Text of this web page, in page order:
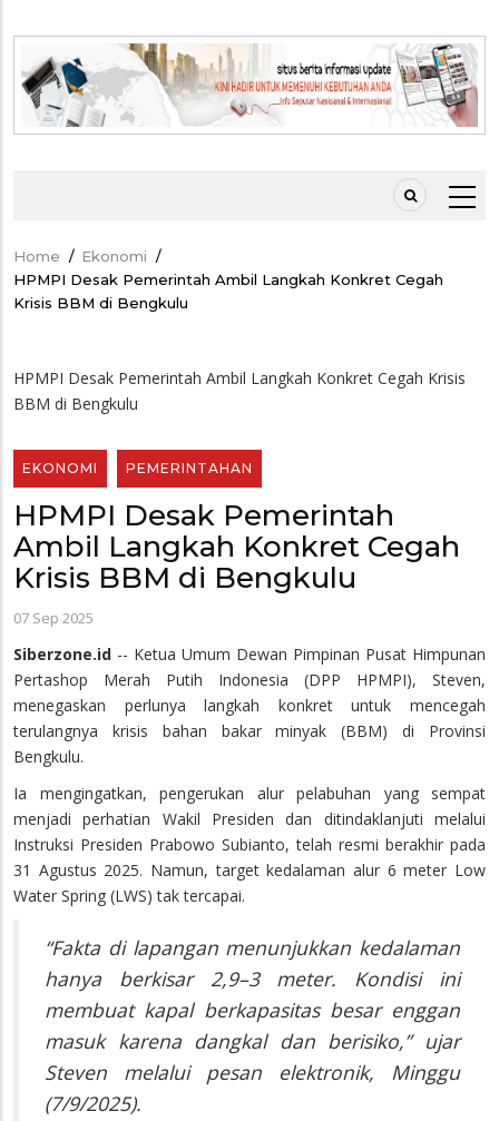
Breadcrumb
Home / Ekonomi /
HPMPI Desak Pemerintah Ambil Langkah Konkret Cegah
Krisis BBM di Bengkulu
HPMPI Desak Pemerintah Ambil Langkah Konkret Cegah Krisis
BBM di Bengkulu
EKONOMI PEMERINTAHAN
HPMPI Desak Pemerintah
Ambil Langkah Konkret Cegah
Krisis BBM di Bengkulu
07 Sep 2025
Siberzone.id -- Ketua Umum Dewan Pimpinan Pusat Himpunan
Pertashop Merah Putih Indonesia (DPP HPMPI), Steven,
menegaskan perlunya langkah konkret untuk mencegah
terulangnya krisis bahan bakar minyak (BBM) di Provinsi
Bengkulu.
Ia mengingatkan, pengerukan alur pelabuhan yang sempat
menjadi perhatian Wakil Presiden dan ditindaklanjuti melalui
Instruksi Presiden Prabowo Subianto, telah resmi berakhir pada
31 Agustus 2025. Namun, target kedalaman alur 6 meter Low
Water Spring (LWS) tak tercapai.
“Fakta di lapangan menunjukkan kedalaman
hanya berkisar 2,9–3 meter. Kondisi ini
membuat kapal berkapasitas besar enggan
masuk karena dangkal dan berisiko,” ujar
Steven melalui pesan elektronik, Minggu
(7/9/2025).